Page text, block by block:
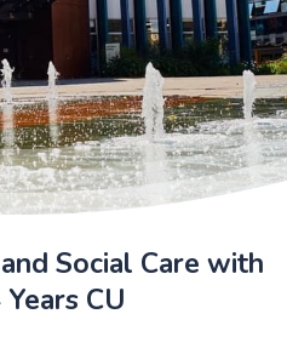
Social Care with
CU